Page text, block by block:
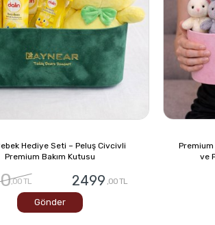
Hediye Seti – Peluş Civcivli
Premium Bakım Kutusu
,00 TL 2499 ,00 TL
Gönder
Premium
ve